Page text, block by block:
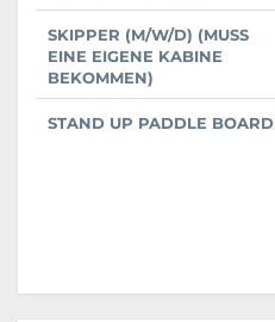
SKIPPER (M/W/D) (MUSS
EINE EIGENE KABINE
BEKOMMEN)
STAND UP PADDLE BOARD